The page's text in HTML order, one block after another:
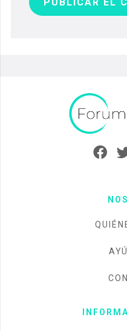
PUBLICAR EL